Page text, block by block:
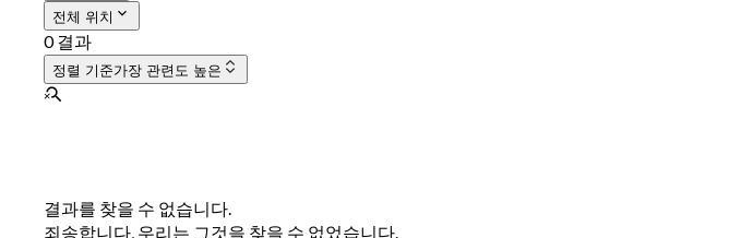
전체 위치
0 결과
정렬 기준가장 관련도 높은
결과를 찾을 수 없습니다.
죄송합니다, 우리는 그것을 찾을 수 없었습니다.